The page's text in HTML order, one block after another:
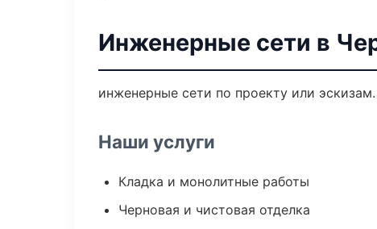
Инженерные сети в
инженерные сети по проекту или
Наши услуги
Кладка и монолитные работы
Черновая и чистовая отделка